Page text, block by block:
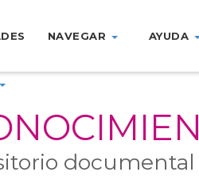
NAVEGAR AYUDA